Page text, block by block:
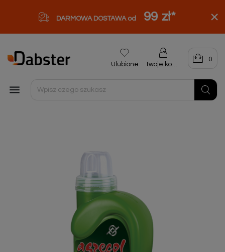
DARMOWA DOSTAWA od 99 zł*

Ulubione Twoje konto
0